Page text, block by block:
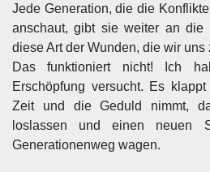
Jede Generation, die die
anschaut, gibt sie weiter an die
diese Art der Wunden, die wir
Das funktioniert nicht! Ich
Erschöpfung versucht. Es
Zeit und die Geduld nimmt,
loslassen und einen neuen
Generationenweg wagen.